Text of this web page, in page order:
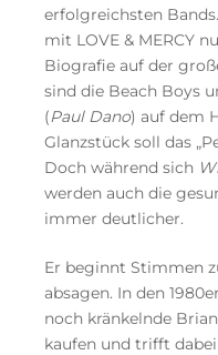
erfolgreichsten
mit LOVE & MERCY
Biografie auf der
sind die Beach Boys
(Paul Dano) auf dem
Glanzstück soll das
Doch während sich
werden auch die
immer deutlicher.
Er beginnt Stimmen
absagen. In den
noch kränkelnde
kaufen und trifft